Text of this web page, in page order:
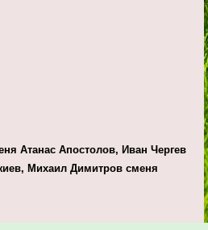
Атанас Апостолов, Иван Чергев
Михаил Димитров сменя